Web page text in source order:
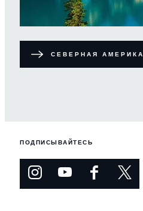
СЕВЕРНАЯ АМЕРИКА
ПОДПИСЫВАЙТЕСЬ